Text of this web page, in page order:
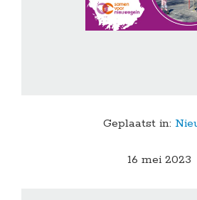
Geplaatst in:
16 mei 2023